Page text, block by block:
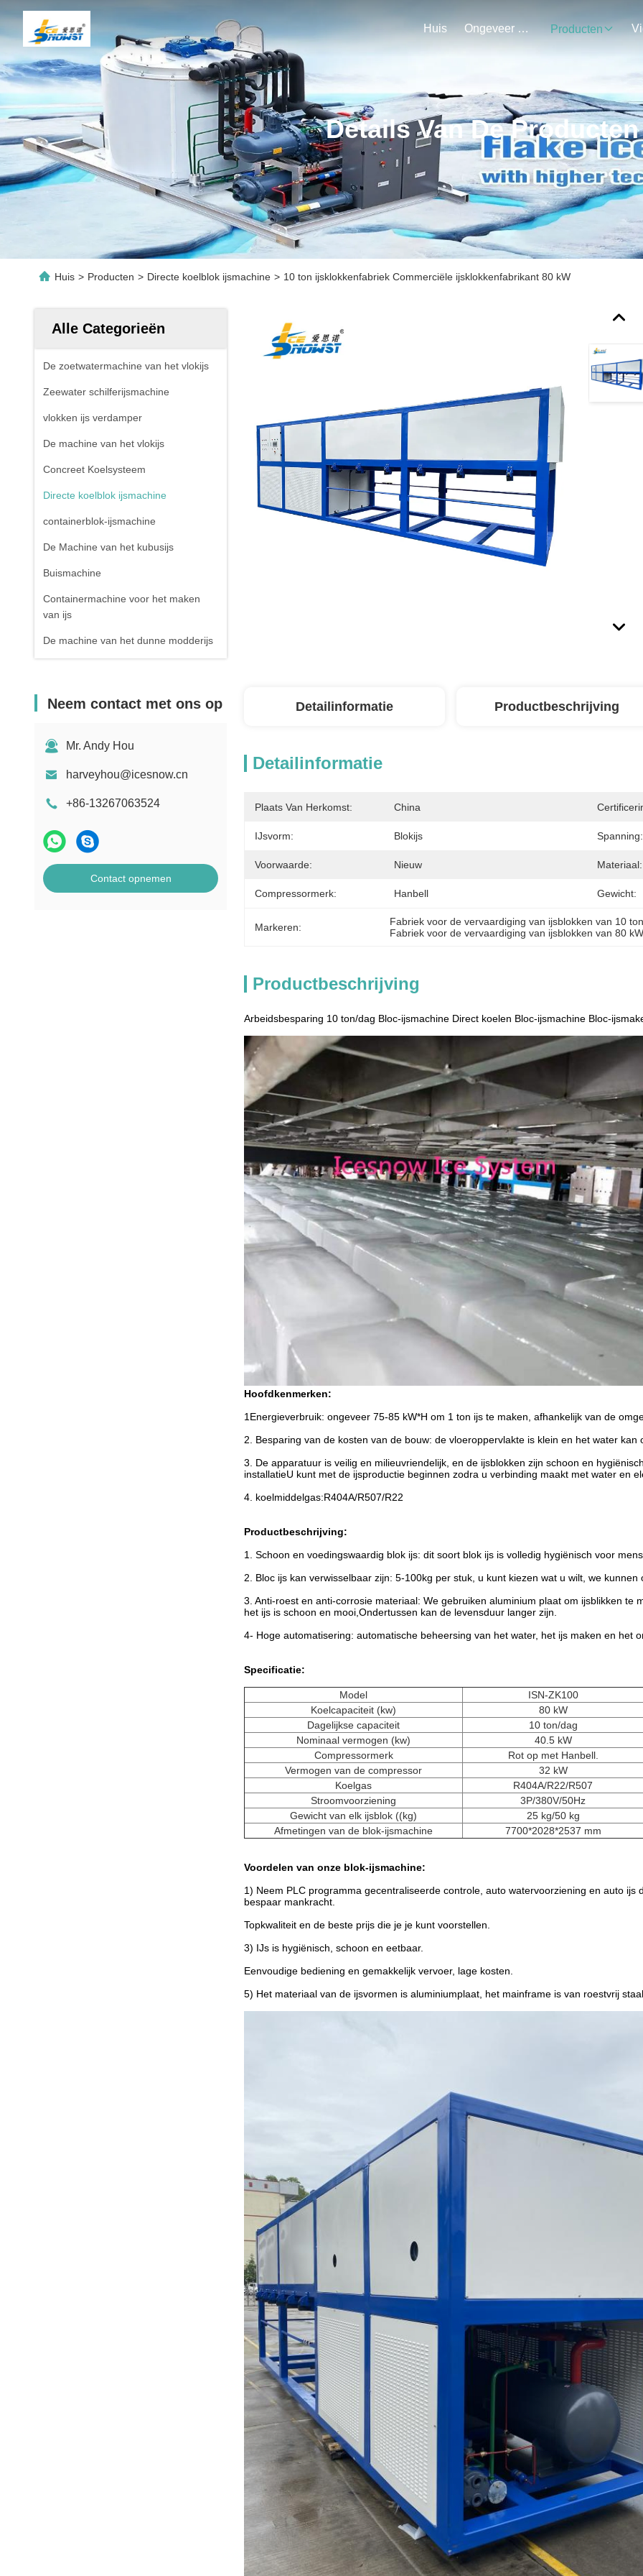
Huis Ongeveer Ons Producten
Details Van De Producten
Huis > Producten > Directe koelblok ijsmachine > 10 ton ijsklokkenfabriek Commerciële ijsklokkenfabrikant 80 kW
Alle Categorieën
De zoetwatermachine van het vlokijs
Zeewater schilferijsmachine
vlokken ijs verdamper
De machine van het vlokijs
Concreet Koelsysteem
Directe koelblok ijsmachine
containerblok-ijsmachine
De Machine van het kubusijs
Buismachine
Containermachine voor het maken
van ijs
De machine van het dunne modderijs
Neem contact met ons op
Mr. Andy Hou
harveyhou@icesnow.cn
+86-13267063524
Contact opnemen
Detailinformatie Productbeschrijving
Detailinformatie
Plaats Van Herkomst: China
IJsvorm: Blokijs Spanning:
Voorwaarde: Nieuw Materiaal:
Compressormerk: Hanbell Gewicht:
Markeren:
Fabriek voor de vervaardiging van ijsblokken van 10
Fabriek voor de vervaardiging van ijsblokken van 80
Productbeschrijving
Arbeidsbesparing 10 ton/dag Bloc-ijsmachine Direct koelen Bloc-ijsmachine Bloc-
Hoofdkenmerken:
1Energieverbruik: ongeveer 75-85 kW*H om 1 ton ijs te maken, afhankelijk van de
2. Besparing van de kosten van de bouw: de vloeroppervlakte is klein en het water
3. De apparatuur is veilig en milieuvriendelijk, en de ijsblokken zijn schoon en
installatieU kunt met de ijsproductie beginnen zodra u verbinding maakt met water en
4. koelmiddelgas:R404A/R507/R22
Productbeschrijving:
1. Schoon en voedingswaardig blok ijs: dit soort blok ijs is volledig hygiënisch voor
2. Bloc ijs kan verwisselbaar zijn: 5-100kg per stuk, u kunt kiezen wat u wilt, we
3. Anti-roest en anti-corrosie materiaal: We gebruiken aluminium plaat om ijsblikken
het ijs is schoon en mooi,Ondertussen kan de levensduur langer zijn.
4- Hoge automatisering: automatische beheersing van het water, het ijs maken en het
Specificatie:
Model
ISN-ZK100
Koelcapaciteit (kw)
80 kW
Dagelijkse capaciteit
10 ton/dag
Nominaal vermogen (kw)
40.5 kW
Compressormerk
Rot op met Hanbell.
Vermogen van de compressor
32 kW
Koelgas
R404A/R22/R507
Stroomvoorziening
3P/380V/50Hz
Gewicht van elk ijsblok ((kg)
25 kg/50 kg
Afmetingen van de blok-ijsmachine
7700*2028*2537 mm
Voordelen van onze blok-ijsmachine:
1) Neem PLC programma gecentraliseerde controle, auto watervoorziening en auto
bespaar mankracht.
Topkwaliteit en de beste prijs die je je kunt voorstellen.
3) IJs is hygiënisch, schoon en eetbaar.
Eenvoudige bediening en gemakkelijk vervoer, lage kosten.
5) Het materiaal van de ijsvormen is aluminiumplaat, het mainframe is van roestvrij